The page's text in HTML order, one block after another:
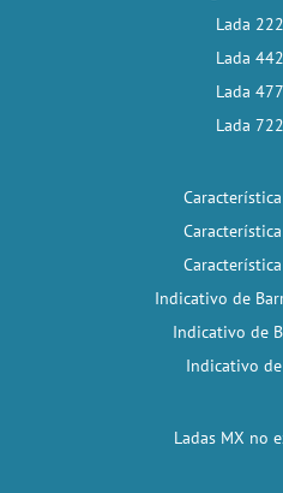
Lada 222
Lada 442
Lada 477
Lada 722
Indicativo de
Indicativo de
Indicativo
Ladas MX no